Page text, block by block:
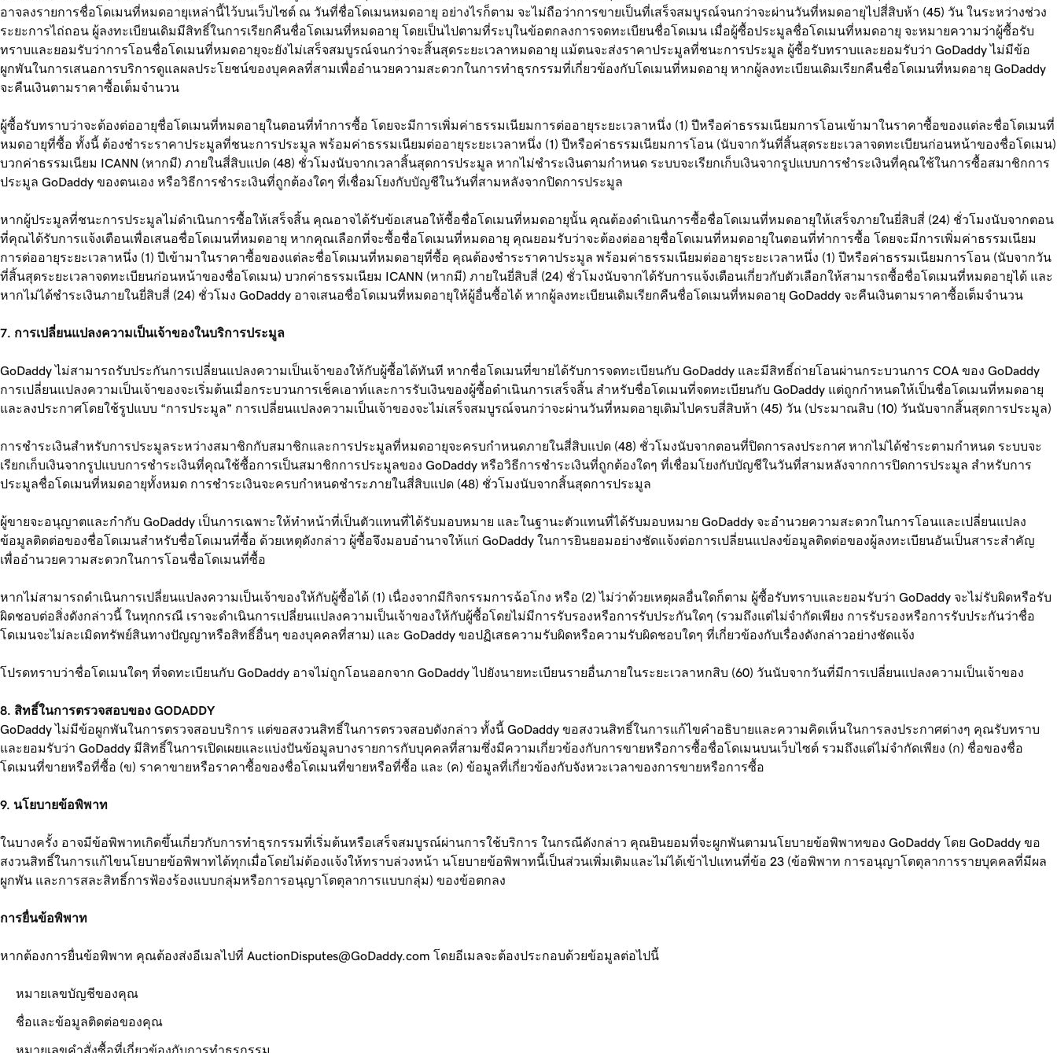
อาจลงรายการชื่อโดเมนที่หมดอายุเหล่านี้ไว้บนเว็บไซต์ ณ วันที่ชื่อโดเมนหมดอายุ อย่างไรก็ตาม จะไม่ถือว่าการขายเป็นที่เสร็จสมบูรณ์จนกว่าจะผ่านวันที่หมดอายุไปสี่สิบห้า (45) วัน ในระหว่างช่วง
ระยะการไถ่ถอน ผู้ลงทะเบียนเดิมมีสิทธิ์ในการเรียกคืนชื่อโดเมนที่หมดอายุ โดยเป็นไปตามที่ระบุในข้อตกลงการจดทะเบียนชื่อโดเมน เมื่อผู้ซื้อประมูลชื่อโดเมนที่หมดอายุ จะหมายความว่าผู้ซื้อรับ
ทราบและยอมรับว่าการโอนชื่อโดเมนที่หมดอายุจะยังไม่เสร็จสมบูรณ์จนกว่าจะสิ้นสุดระยะเวลาหมดอายุ แม้ตนจะส่งราคาประมูลที่ชนะการประมูล ผู้ซื้อรับทราบและยอมรับว่า GoDaddy ไม่มีข้อ
ผูกพันในการเสนอการบริการดูแลผลประโยชน์ของบุคคลที่สามเพื่ออำนวยความสะดวกในการทำธุรกรรมที่เกี่ยวข้องกับโดเมนที่หมดอายุ หากผู้ลงทะเบียนเดิมเรียกคืนชื่อโดเมนที่หมดอายุ GoDaddy
จะคืนเงินตามราคาซื้อเต็มจำนวน
ผู้ซื้อรับทราบว่าจะต้องต่ออายุชื่อโดเมนที่หมดอายุในตอนที่ทำการซื้อ โดยจะมีการเพิ่มค่าธรรมเนียมการต่ออายุระยะเวลาหนึ่ง (1) ปีหรือค่าธรรมเนียมการโอนเข้ามาในราคาซื้อของแต่ละชื่อโดเมนที่
หมดอายุที่ซื้อ ทั้งนี้ ต้องชำระราคาประมูลที่ชนะการประมูล พร้อมค่าธรรมเนียมต่ออายุระยะเวลาหนึ่ง (1) ปีหรือค่าธรรมเนียมการโอน (นับจากวันที่สิ้นสุดระยะเวลาจดทะเบียนก่อนหน้าของชื่อโดเมน)
บวกค่าธรรมเนียม ICANN (หากมี) ภายในสี่สิบแปด (48) ชั่วโมงนับจากเวลาสิ้นสุดการประมูล หากไม่ชำระเงินตามกำหนด ระบบจะเรียกเก็บเงินจากรูปแบบการชำระเงินที่คุณใช้ในการซื้อสมาชิกการ
ประมูล GoDaddy ของตนเอง หรือวิธีการชำระเงินที่ถูกต้องใดๆ ที่เชื่อมโยงกับบัญชีในวันที่สามหลังจากปิดการประมูล
หากผู้ประมูลที่ชนะการประมูลไม่ดำเนินการซื้อให้เสร็จสิ้น คุณอาจได้รับข้อเสนอให้ซื้อชื่อโดเมนที่หมดอายุนั้น คุณต้องดำเนินการซื้อชื่อโดเมนที่หมดอายุให้เสร็จภายในยี่สิบสี่ (24) ชั่วโมงนับจากตอน
ที่คุณได้รับการแจ้งเตือนเพื่อเสนอชื่อโดเมนที่หมดอายุ หากคุณเลือกที่จะซื้อชื่อโดเมนที่หมดอายุ คุณยอมรับว่าจะต้องต่ออายุชื่อโดเมนที่หมดอายุในตอนที่ทำการซื้อ โดยจะมีการเพิ่มค่าธรรมเนียม
การต่ออายุระยะเวลาหนึ่ง (1) ปีเข้ามาในราคาซื้อของแต่ละชื่อโดเมนที่หมดอายุที่ซื้อ คุณต้องชำระราคาประมูล พร้อมค่าธรรมเนียมต่ออายุระยะเวลาหนึ่ง (1) ปีหรือค่าธรรมเนียมการโอน (นับจากวัน
ที่สิ้นสุดระยะเวลาจดทะเบียนก่อนหน้าของชื่อโดเมน) บวกค่าธรรมเนียม ICANN (หากมี) ภายในยี่สิบสี่ (24) ชั่วโมงนับจากได้รับการแจ้งเตือนเกี่ยวกับตัวเลือกให้สามารถซื้อชื่อโดเมนที่หมดอายุได้ และ
หากไม่ได้ชำระเงินภายในยี่สิบสี่ (24) ชั่วโมง GoDaddy อาจเสนอชื่อโดเมนที่หมดอายุให้ผู้อื่นซื้อได้ หากผู้ลงทะเบียนเดิมเรียกคืนชื่อโดเมนที่หมดอายุ GoDaddy จะคืนเงินตามราคาซื้อเต็มจำนวน
7. การเปลี่ยนแปลงความเป็นเจ้าของในบริการประมูล
GoDaddy ไม่สามารถรับประกันการเปลี่ยนแปลงความเป็นเจ้าของให้กับผู้ซื้อได้ทันที หากชื่อโดเมนที่ขายได้รับการจดทะเบียนกับ GoDaddy และมีสิทธิ์ถ่ายโอนผ่านกระบวนการ COA ของ GoDaddy
การเปลี่ยนแปลงความเป็นเจ้าของจะเริ่มต้นเมื่อกระบวนการเช็คเอาท์และการรับเงินของผู้ซื้อดำเนินการเสร็จสิ้น สำหรับชื่อโดเมนที่จดทะเบียนกับ GoDaddy แต่ถูกกำหนดให้เป็นชื่อโดเมนที่หมดอายุ
และลงประกาศโดยใช้รูปแบบ “การประมูล” การเปลี่ยนแปลงความเป็นเจ้าของจะไม่เสร็จสมบูรณ์จนกว่าจะผ่านวันที่หมดอายุเดิมไปครบสี่สิบห้า (45) วัน (ประมาณสิบ (10) วันนับจากสิ้นสุดการประมูล)
การชำระเงินสำหรับการประมูลระหว่างสมาชิกกับสมาชิกและการประมูลที่หมดอายุจะครบกำหนดภายในสี่สิบแปด (48) ชั่วโมงนับจากตอนที่ปิดการลงประกาศ หากไม่ได้ชำระตามกำหนด ระบบจะ
เรียกเก็บเงินจากรูปแบบการชำระเงินที่คุณใช้ซื้อการเป็นสมาชิกการประมูลของ GoDaddy หรือวิธีการชำระเงินที่ถูกต้องใดๆ ที่เชื่อมโยงกับบัญชีในวันที่สามหลังจากการปิดการประมูล สำหรับการ
ประมูลชื่อโดเมนที่หมดอายุทั้งหมด การชำระเงินจะครบกำหนดชำระภายในสี่สิบแปด (48) ชั่วโมงนับจากสิ้นสุดการประมูล
ผู้ขายจะอนุญาตและกำกับ GoDaddy เป็นการเฉพาะให้ทำหน้าที่เป็นตัวแทนที่ได้รับมอบหมาย และในฐานะตัวแทนที่ได้รับมอบหมาย GoDaddy จะอำนวยความสะดวกในการโอนและเปลี่ยนแปลง
ข้อมูลติดต่อของชื่อโดเมนสำหรับชื่อโดเมนที่ซื้อ ด้วยเหตุดังกล่าว ผู้ซื้อจึงมอบอำนาจให้แก่ GoDaddy ในการยินยอมอย่างชัดแจ้งต่อการเปลี่ยนแปลงข้อมูลติดต่อของผู้ลงทะเบียนอันเป็นสาระสำคัญ
เพื่ออำนวยความสะดวกในการโอนชื่อโดเมนที่ซื้อ
หากไม่สามารถดำเนินการเปลี่ยนแปลงความเป็นเจ้าของให้กับผู้ซื้อได้ (1) เนื่องจากมีกิจกรรมการฉ้อโกง หรือ (2) ไม่ว่าด้วยเหตุผลอื่นใดก็ตาม ผู้ซื้อรับทราบและยอมรับว่า GoDaddy จะไม่รับผิดหรือรับ
ผิดชอบต่อสิ่งดังกล่าวนี้ ในทุกกรณี เราจะดำเนินการเปลี่ยนแปลงความเป็นเจ้าของให้กับผู้ซื้อโดยไม่มีการรับรองหรือการรับประกันใดๆ (รวมถึงแต่ไม่จำกัดเพียง การรับรองหรือการรับประกันว่าชื่อ
โดเมนจะไม่ละเมิดทรัพย์สินทางปัญญาหรือสิทธิ์อื่นๆ ของบุคคลที่สาม) และ GoDaddy ขอปฏิเสธความรับผิดหรือความรับผิดชอบใดๆ ที่เกี่ยวข้องกับเรื่องดังกล่าวอย่างชัดแจ้ง
โปรดทราบว่าชื่อโดเมนใดๆ ที่จดทะเบียนกับ GoDaddy อาจไม่ถูกโอนออกจาก GoDaddy ไปยังนายทะเบียนรายอื่นภายในระยะเวลาหกสิบ (60) วันนับจากวันที่มีการเปลี่ยนแปลงความเป็นเจ้าของ
8. สิทธิ์ในการตรวจสอบของ GODADDY
GoDaddy ไม่มีข้อผูกพันในการตรวจสอบบริการ แต่ขอสงวนสิทธิ์ในการตรวจสอบดังกล่าว ทั้งนี้ GoDaddy ขอสงวนสิทธิ์ในการแก้ไขคำอธิบายและความคิดเห็นในการลงประกาศต่างๆ คุณรับทราบ
และยอมรับว่า GoDaddy มีสิทธิ์ในการเปิดเผยและแบ่งปันข้อมูลบางรายการกับบุคคลที่สามซึ่งมีความเกี่ยวข้องกับการขายหรือการซื้อชื่อโดเมนบนเว็บไซต์ รวมถึงแต่ไม่จำกัดเพียง (ก) ชื่อของชื่อ
โดเมนที่ขายหรือที่ซื้อ (ข) ราคาขายหรือราคาซื้อของชื่อโดเมนที่ขายหรือที่ซื้อ และ (ค) ข้อมูลที่เกี่ยวข้องกับจังหวะเวลาของการขายหรือการซื้อ
9. นโยบายข้อพิพาท
ในบางครั้ง อาจมีข้อพิพาทเกิดขึ้นเกี่ยวกับการทำธุรกรรมที่เริ่มต้นหรือเสร็จสมบูรณ์ผ่านการใช้บริการ ในกรณีดังกล่าว คุณยินยอมที่จะผูกพันตามนโยบายข้อพิพาทของ GoDaddy โดย GoDaddy ขอ
สงวนสิทธิ์ในการแก้ไขนโยบายข้อพิพาทได้ทุกเมื่อโดยไม่ต้องแจ้งให้ทราบล่วงหน้า นโยบายข้อพิพาทนี้เป็นส่วนเพิ่มเติมและไม่ได้เข้าไปแทนที่ข้อ 23 (ข้อพิพาท การอนุญาโตตุลาการรายบุคคลที่มีผล
ผูกพัน และการสละสิทธิ์การฟ้องร้องแบบกลุ่มหรือการอนุญาโตตุลาการแบบกลุ่ม) ของข้อตกลง
การยื่นข้อพิพาท
หากต้องการยื่นข้อพิพาท คุณต้องส่งอีเมลไปที่ AuctionDisputes@GoDaddy.com โดยอีเมลจะต้องประกอบด้วยข้อมูลต่อไปนี้
หมายเลขบัญชีของคุณ
ชื่อและข้อมูลติดต่อของคุณ
หมายเลขคำสั่งซื้อที่เกี่ยวข้องกับการทำธุรกรรม